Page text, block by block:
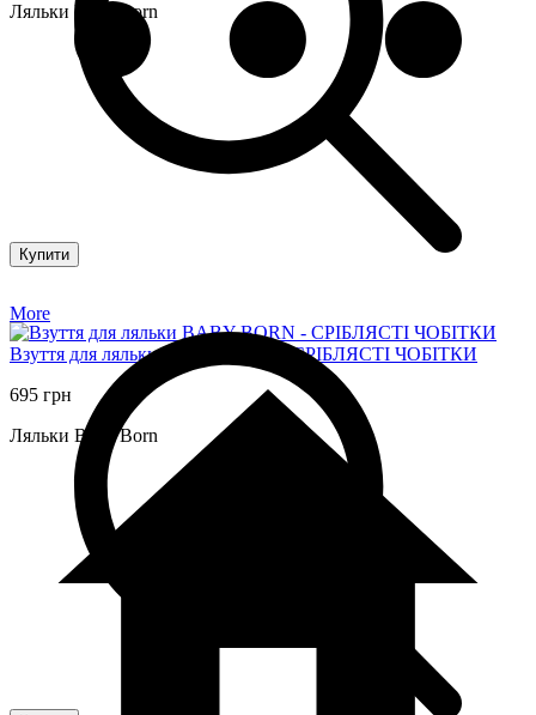
Ляльки Baby Born
Взуття для ляльки BABY BORN - CРІБЛЯСТІ ЧОБІТКИ
695 грн
Ляльки Baby Born
Купити
More